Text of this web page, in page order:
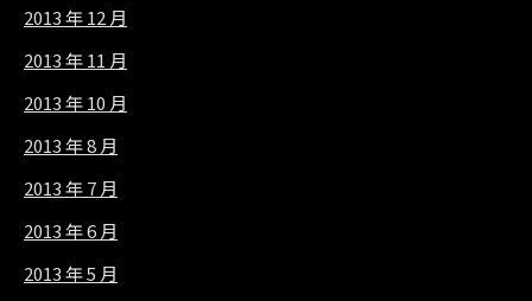
2013 年 12 月
2013 年 11 月
2013 年 10 月
2013 年 8 月
2013 年 7 月
2013 年 6 月
2013 年 5 月